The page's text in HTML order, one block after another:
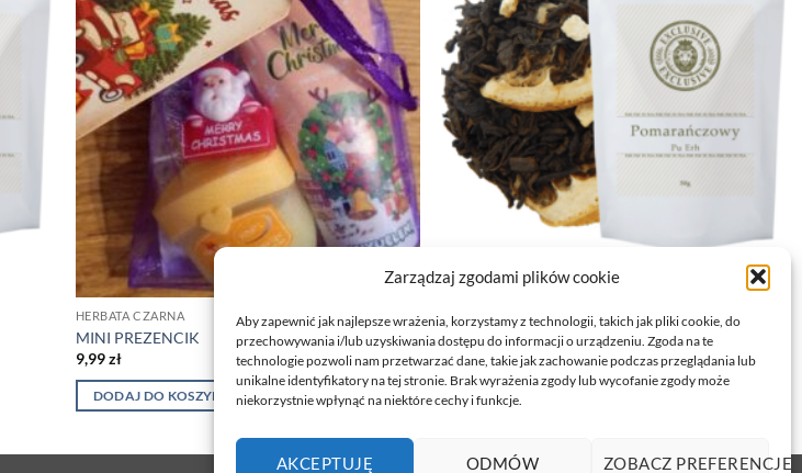
Zarządzaj zgodami plików cookie
Aby zapewnić jak najlepsze wrażenia, korzystamy z technologii, takich jak pliki cookie, do
przechowywania i/lub uzyskiwania dostępu do informacji o urządzeniu. Zgoda na te
technologie pozwoli nam przetwarzać dane, takie jak zachowanie podczas przeglądania lub
unikalne identyfikatory na tej stronie. Brak wyrażenia zgody lub wycofanie zgody może
niekorzystnie wpłynąć na niektóre cechy i funkcje.
AKCEPTUJĘ ODMÓW ZOBACZ PREFERENCJE
HERBATA CZARNA
MINI PREZENCIK
9,99zł
DODAJ DO KOSZYKA
HERBATA CZARNA
HERBATA PU ERH POMARAŃCZOWY 50G
17,79
zł
DODAJ DO KOSZYKA